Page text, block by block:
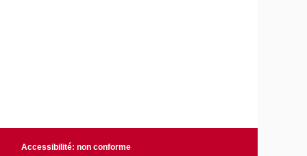
Accessibilité: non conforme